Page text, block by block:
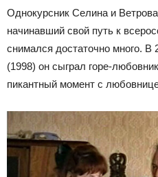
Однокурсник Селина и
начинавший свой путь к
снимался достаточно много. В
(1998) он сыграл горе-
пикантный момент с